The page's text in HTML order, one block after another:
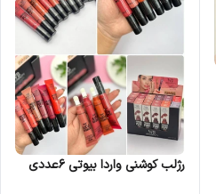
رژلب کوشنی واردا بیوتی 6عددی